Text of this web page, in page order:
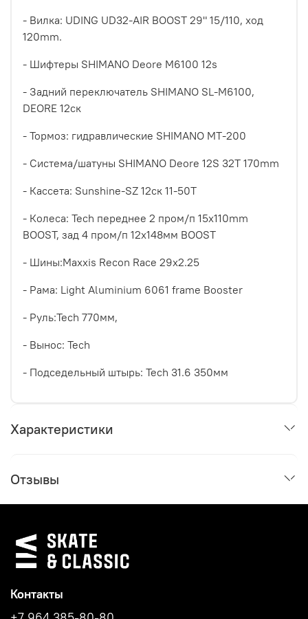
- Вилка: UDING UD32-AIR BOOST 29" 15/110, ход
120mm.
- Шифтеры SHIMANO Deore M6100 12s
- Задний переключатель SHIMANO SL-M6100,
DEORE 12ск
- Тормоз: гидравлические SHIMANO MT-200
- Система/шатуны SHIMANO Deore 12S 32T 170mm
- Кассета: Sunshine-SZ 12ск 11-50T
- Колеса: Tech переднее 2 пром/п 15x110mm
BOOST, зад 4 пром/п 12x148мм BOOST
- Шины:Maxxis Recon Race 29x2.25
- Рама: Light Aluminium 6061 frame Booster
- Руль:Tech 770мм,
- Вынос: Tech
- Подседельный штырь: Tech 31.6 350мм
Характеристики
Отзывы
Контакты